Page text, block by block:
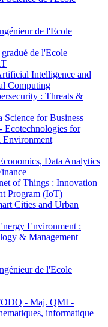
de l'Ecole
de l'Ecole
Intelligence and
Computing
: Threats &
for Business
for
Environment
Data Analytics
of Things : Innovation
Program (IoT)
Cities and Urban
Environment :
& Management
de l'Ecole
- Maj. QMI -
informatique